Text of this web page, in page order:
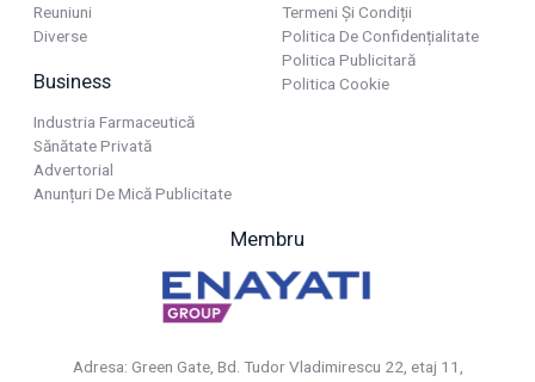
Reuniuni
Diverse
Business
Industria Farmaceutică
Sănătate Privată
Advertorial
Anunțuri De Mică Publicitate
Termeni Și Condiții
Politica De Confidențialitate
Politica Publicitară
Politica Cookie
Membru
Adresa: Green Gate, Bd. Tudor Vladimirescu 22, etaj 11,